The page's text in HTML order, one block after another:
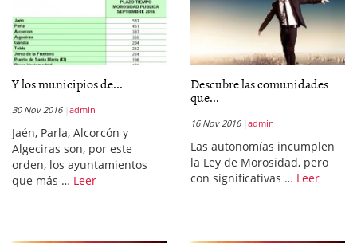
Y los municipios de...
30 Nov 2016 admin
Jaén, Parla, Alcorcón y
Algeciras son, por este
orden, los ayuntamientos
que más … Leer
Descubre las comunidades
que...
16 Nov 2016 admin
Las autonomías incumplen
la Ley de Morosidad, pero
con significativas … Leer